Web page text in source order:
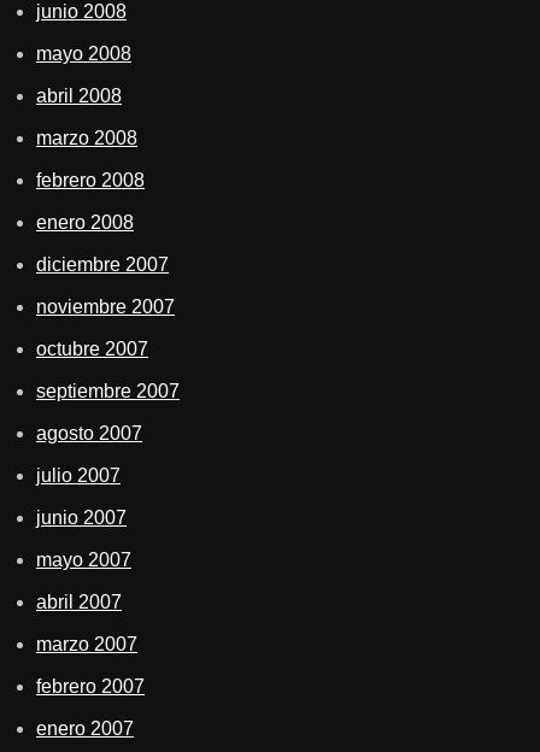
junio 2008
mayo 2008
abril 2008
marzo 2008
febrero 2008
enero 2008
diciembre 2007
noviembre 2007
octubre 2007
septiembre 2007
agosto 2007
julio 2007
junio 2007
mayo 2007
abril 2007
marzo 2007
febrero 2007
enero 2007